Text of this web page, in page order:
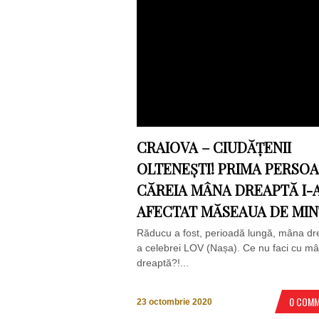
CRAIOVA – CIUDĂȚENII
OLTENEȘTI! PRIMA
CĂREIA MÂNA DREAPTĂ I-
AFECTAT MĂSEAUA DE
Răducu a fost, perioadă lungă, mâna
a celebrei LOV (Nașa). Ce nu faci cu
dreaptă?!...
23 octombrie 2020 0